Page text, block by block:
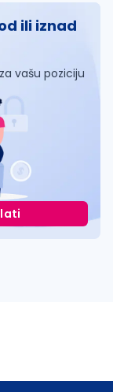
ili iznad
vašu poziciju